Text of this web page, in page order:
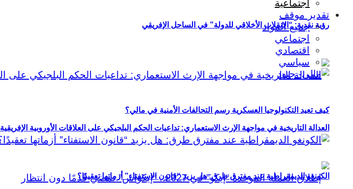
رؤية نقدية: “الانقلاب الأخلاقي للدولة” في الساحل الإفريقي
العدالة التاريخية في مواجهة الإرث الاستعماري: تداعيات الحكم البلجيكي على العلاقات الأوروبية الإفريقية
اجتماعية
تقدير موقف
جميع المواد
اجتماعي
اقتصادي
سياسي
كيف تعيد التكنولوجيا العسكرية رسم التحالفات الأمنية في مالي؟
الكونغو الديمقراطية عند مفترق طرق: هل يزيد “قانون الاستفتاء” أزماتها تعقيدًا؟